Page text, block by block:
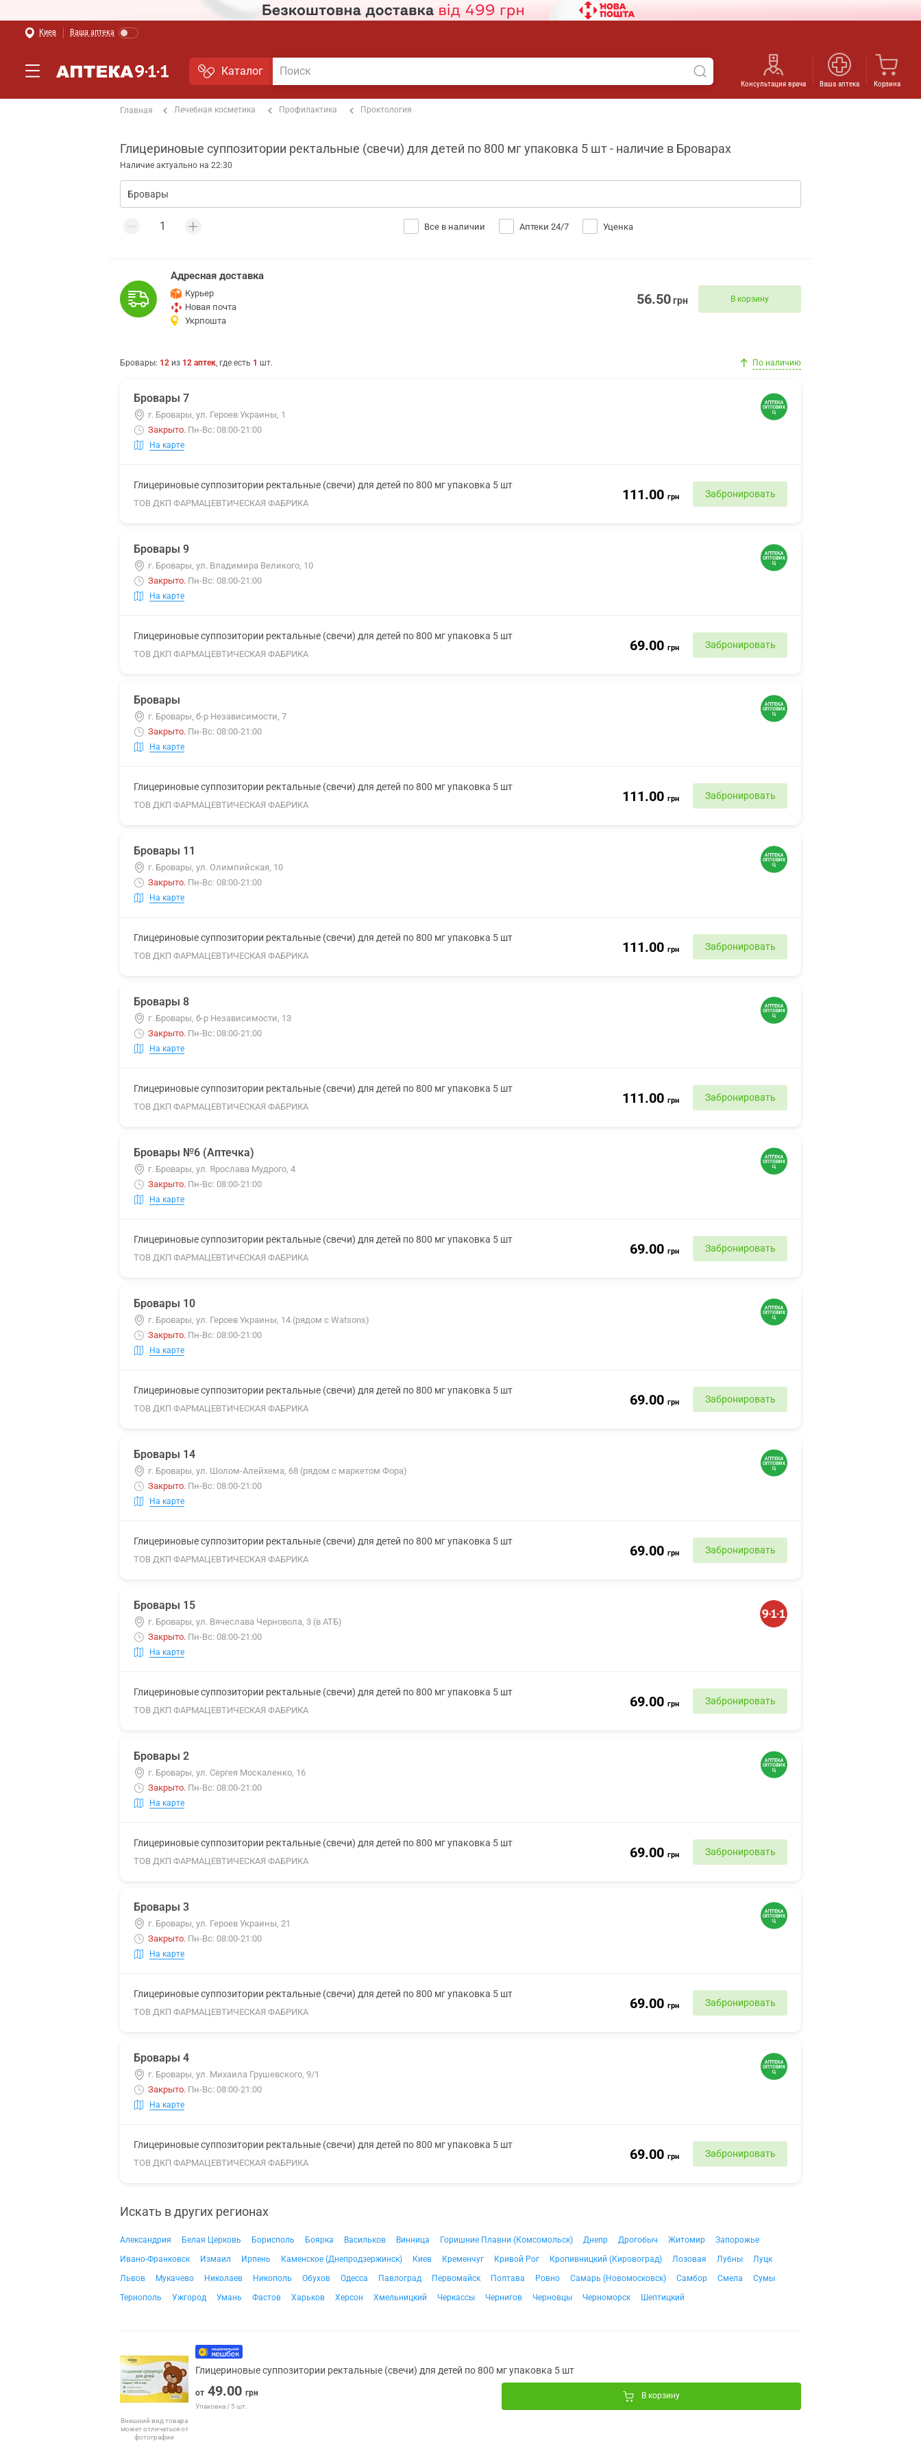
Киев Ваша аптека
Каталог
Консультация врача Ваша аптека Корзина
Главная Лечебная косметика Профилактика Проктология
Глицериновые суппозитории ректальные (свечи) для детей по 800 мг упаковка 5 шт - наличие в Броварах
Наличие актуально на 22:30
Все в наличии Аптеки 24/7 Уценка
Адресная доставка
Курьер
Новая почта
Укрпошта
56.50грн В корзину
Бровары: 12 из 12 аптек, где есть 1 шт. По наличию
Бровары 7
г. Бровары, ул. Героев Украины, 1
Закрыто. Пн-Вс: 08:00-21:00
На карте
Глицериновые суппозитории ректальные (свечи) для детей по 800 мг упаковка 5 шт
ТОВ ДКП ФАРМАЦЕВТИЧЕСКАЯ ФАБРИКА
111.00 грн Забронировать
Бровары 9
г. Бровары, ул. Владимира Великого, 10
Закрыто. Пн-Вс: 08:00-21:00
На карте
Глицериновые суппозитории ректальные (свечи) для детей по 800 мг упаковка 5 шт
ТОВ ДКП ФАРМАЦЕВТИЧЕСКАЯ ФАБРИКА
69.00 грн Забронировать
Бровары
г. Бровары, б-р Независимости, 7
Закрыто. Пн-Вс: 08:00-21:00
На карте
Глицериновые суппозитории ректальные (свечи) для детей по 800 мг упаковка 5 шт
ТОВ ДКП ФАРМАЦЕВТИЧЕСКАЯ ФАБРИКА
111.00 грн Забронировать
Бровары 11
г. Бровары, ул. Олимпийская, 10
Закрыто. Пн-Вс: 08:00-21:00
На карте
Глицериновые суппозитории ректальные (свечи) для детей по 800 мг упаковка 5 шт
ТОВ ДКП ФАРМАЦЕВТИЧЕСКАЯ ФАБРИКА
111.00 грн Забронировать
Бровары 8
г .Бровары, б-р Независимости, 13
Закрыто. Пн-Вс: 08:00-21:00
На карте
Глицериновые суппозитории ректальные (свечи) для детей по 800 мг упаковка 5 шт
ТОВ ДКП ФАРМАЦЕВТИЧЕСКАЯ ФАБРИКА
111.00 грн Забронировать
Бровары №6 (Аптечка)
г. Бровары, ул. Ярослава Мудрого, 4
Закрыто. Пн-Вс: 08:00-21:00
На карте
Глицериновые суппозитории ректальные (свечи) для детей по 800 мг упаковка 5 шт
ТОВ ДКП ФАРМАЦЕВТИЧЕСКАЯ ФАБРИКА
69.00 грн Забронировать
Бровары 10
г. Бровары, ул. Героев Украины, 14 (рядом с Watsons)
Закрыто. Пн-Вс: 08:00-21:00
На карте
Глицериновые суппозитории ректальные (свечи) для детей по 800 мг упаковка 5 шт
ТОВ ДКП ФАРМАЦЕВТИЧЕСКАЯ ФАБРИКА
69.00 грн Забронировать
Бровары 14
г. Бровары, ул. Шолом-Алейхема, 68 (рядом с маркетом Фора)
Закрыто. Пн-Вс: 08:00-21:00
На карте
Глицериновые суппозитории ректальные (свечи) для детей по 800 мг упаковка 5 шт
ТОВ ДКП ФАРМАЦЕВТИЧЕСКАЯ ФАБРИКА
69.00 грн Забронировать
Бровары 15
г. Бровары, ул. Вячеслава Черновола, 3 (в АТБ)
Закрыто. Пн-Вс: 08:00-21:00
На карте
Глицериновые суппозитории ректальные (свечи) для детей по 800 мг упаковка 5 шт
ТОВ ДКП ФАРМАЦЕВТИЧЕСКАЯ ФАБРИКА
69.00 грн Забронировать
Бровары 2
г. Бровары, ул. Сергея Москаленко, 16
Закрыто. Пн-Вс: 08:00-21:00
На карте
Глицериновые суппозитории ректальные (свечи) для детей по 800 мг упаковка 5 шт
ТОВ ДКП ФАРМАЦЕВТИЧЕСКАЯ ФАБРИКА
69.00 грн Забронировать
Бровары 3
г. Бровары, ул. Героев Украины, 21
Закрыто. Пн-Вс: 08:00-21:00
На карте
Глицериновые суппозитории ректальные (свечи) для детей по 800 мг упаковка 5 шт
ТОВ ДКП ФАРМАЦЕВТИЧЕСКАЯ ФАБРИКА
69.00 грн Забронировать
Бровары 4
г. Бровары, ул. Михаила Грушевского, 9/1
Закрыто. Пн-Вс: 08:00-21:00
На карте
Глицериновые суппозитории ректальные (свечи) для детей по 800 мг упаковка 5 шт
ТОВ ДКП ФАРМАЦЕВТИЧЕСКАЯ ФАБРИКА
69.00 грн Забронировать
Искать в других регионах
Александрия Белая Церковь Борисполь Боярка Васильков Винница Горишние Плавни (Комсомольск) Днепр Дрогобыч Житомир
Запорожье
Ивано-Франковск
Измаил Ирпень Каменское (Днепродзержинск) Киев Кременчуг Кривой Рог Кропивницкий (Кировоград) Лозовая Лубны
Луцк
Львов
Мукачево Николаев Никополь Обухов Одесса Павлоград Первомайск Полтава Ровно Самарь (Новомосковск) Самбор Смела
Сумы
Тернополь
Ужгород Умань Фастов Харьков Херсон Хмельницкий Черкассы Чернигов Черновцы Черноморск Шептицкий
Внешний вид товара
может отличаться от
фотографии
Глицериновые суппозитории ректальные (свечи) для детей по 800 мг упаковка 5 шт
от 49.00 грн
Упаковка / 5 шт.
В корзину